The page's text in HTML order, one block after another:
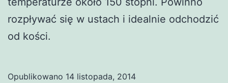
rozpływać się w ustach i idealnie odchodzić
od kości.
Opublikowano 14 listopada, 2014